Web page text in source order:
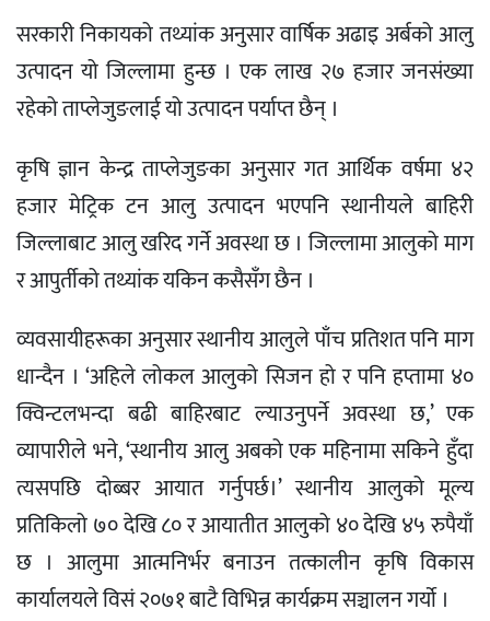
सरकारी निकायको तथ्यांक अनुसार वार्षिक अढाइ अर्बको आलु
उत्पादन यो जिल्लामा हुन्छ । एक लाख २७ हजार जनसंख्या
रहेको ताप्लेजुङलाई यो उत्पादन पर्याप्त छैन् ।
कृषि ज्ञान केन्द्र ताप्लेजुङका अनुसार गत आर्थिक वर्षमा ४२
हजार मेट्रिक टन आलु उत्पादन भएपनि स्थानीयले बाहिरी
जिल्लाबाट आलु खरिद गर्ने अवस्था छ । जिल्लामा आलुको माग
र आपुर्तीको तथ्यांक यकिन कसैसँग छैन ।
व्यवसायीहरूका अनुसार स्थानीय आलुले पाँच प्रतिशत पनि माग
धान्दैन । ‘अहिले लोकल आलुको सिजन हो र पनि हप्तामा ४०
क्विन्टलभन्दा बढी बाहिरबाट ल्याउनुपर्ने अवस्था छ,’ एक
व्यापारीले भने, ‘स्थानीय आलु अबको एक महिनामा सकिने हुँदा
त्यसपछि दोब्बर आयात गर्नुपर्छ।’ स्थानीय आलुको मूल्य
प्रतिकिलो ७० देखि ८० र आयातीत आलुको ४० देखि ४५ रुपैयाँ
छ । आलुमा आत्मनिर्भर बनाउन तत्कालीन कृषि विकास
कार्यालयले विसं २०७१ बाटै विभिन्न कार्यक्रम सञ्चालन गर्याे ।